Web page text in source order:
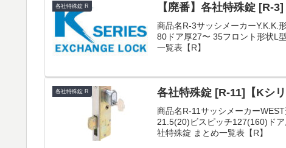
各社特殊錠 R 【廃番】各社特殊錠 [R-
商品名R-3サッシメーカーY.K.K.
80ドア厚27〜 35フロント形状L
一覧表【R】
各社特殊錠 R 各社特殊錠 [R-11]【Kシ
商品名R-11サッシメーカー
21.5(20)ビスピッチ127(160)ド
社特殊錠 まとめ一覧表【R】